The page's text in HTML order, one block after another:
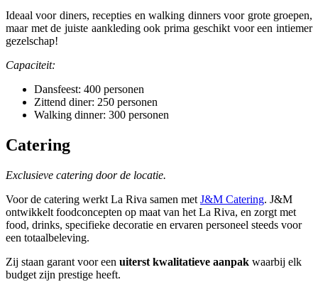
Ideaal voor diners, recepties en walking dinners voor grote groepen,
maar met de juiste aankleding ook prima geschikt voor een intiemer
gezelschap!
Capaciteit:
Dansfeest: 400 personen
Zittend diner: 250 personen
Walking dinner: 300 personen
Catering
Exclusieve catering door de locatie.
Voor de catering werkt La Riva samen met J&M Catering. J&M
ontwikkelt foodconcepten op maat van het La Riva, en zorgt met
food, drinks, specifieke decoratie en ervaren personeel steeds voor
een totaalbeleving.
Zij staan garant voor een uiterst kwalitatieve aanpak waarbij elk
budget zijn prestige heeft.